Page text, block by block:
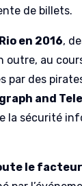
de billets.
en 2016,
outre, au
par des
and
la sécurité
le